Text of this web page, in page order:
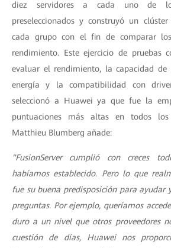
diez servidores a cada uno de
preseleccionados y construyó un
cada grupo con el fin de comparar
rendimiento. Este ejercicio de pruebas
evaluar el rendimiento, la capacidad de
energía y la compatibilidad con
seleccionó a Huawei ya que fue la
puntuaciones más altas en todos los
Matthieu Blumberg añade:
"FusionServer cumplió con creces
habíamos establecido. Pero lo que
fue su buena predisposición para ayudar
preguntas. Por ejemplo, queríamos
duro a un nivel que otros proveedores
cuestión de días, Huawei nos